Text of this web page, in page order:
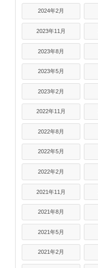
2024年2月
2023年11月
2023年8月
2023年5月
2023年2月
2022年11月
2022年8月
2022年5月
2022年2月
2021年11月
2021年8月
2021年5月
2021年2月